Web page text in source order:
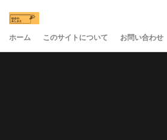
ホーム このサイトについて お問い合わせ